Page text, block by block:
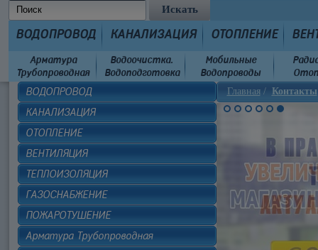
ВОДОПРОВОД КАНАЛИЗАЦИЯ ОТОПЛЕНИЕ
Арматура
Трубопроводная
Водоочистка.
Водоподготовка
Мобильные
Водопроводы
Главная/ Контакты
ВОДОПРОВОД
КАНАЛИЗАЦИЯ
ОТОПЛЕНИЕ
ВЕНТИЛЯЦИЯ
ТЕПЛОИЗОЛЯЦИЯ
ГАЗОСНАБЖЕНИЕ
ПОЖАРОТУШЕНИЕ
Арматура Трубопроводная